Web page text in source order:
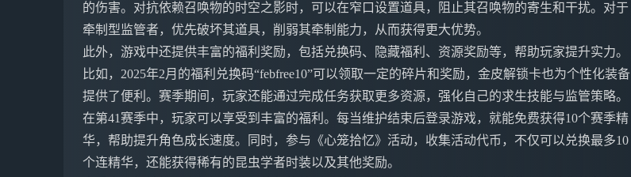
的伤害。对抗依赖召唤物的时空之影时，可以在窄口设置道具，阻止其召唤物的寄生和干扰。对于
牵制型监管者，优先破坏其道具，削弱其牵制能力，从而获得更大优势。
此外，游戏中还提供丰富的福利奖励，包括兑换码、隐藏福利、资源奖励等，帮助玩家提升实力。
比如，2025年2月的福利兑换码“febfree10”可以领取一定的碎片和奖励，金皮解锁卡也为个性化装备
提供了便利。赛季期间，玩家还能通过完成任务获取更多资源，强化自己的求生技能与监管策略。
在第41赛季中，玩家可以享受到丰富的福利。每当维护结束后登录游戏，就能免费获得10个赛季精
华，帮助提升角色成长速度。同时，参与《心笼拾忆》活动，收集活动代币，不仅可以兑换最多10
个连精华，还能获得稀有的昆虫学者时装以及其他奖励。